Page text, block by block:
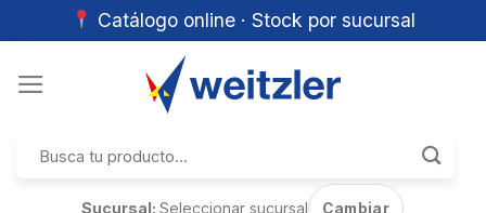
Catálogo online · Stock por sucursal
por:
Sucursal:Seleccionar sucursal Cambiar